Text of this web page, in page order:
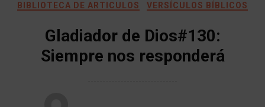
BIBLIOTECA DE ARTICULOS VERSÍCULOS BÍBLICOS
Gladiador de Dios#130:
Siempre nos responderá